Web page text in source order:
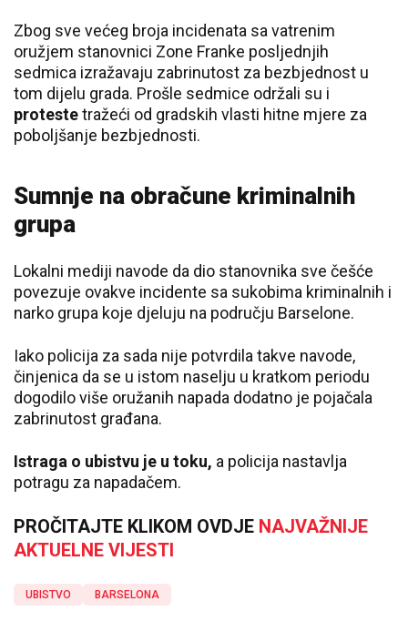
Zbog sve većeg broja incidenata sa vatrenim
oružjem stanovnici Zone Franke posljednjih
sedmica izražavaju zabrinutost za bezbjednost u
tom dijelu grada. Prošle sedmice održali su i
protestetražeći od gradskih vlasti hitne mjere za
poboljšanje bezbjednosti.
Sumnje na obračune kriminalnih
grupa
Lokalni mediji navode da dio stanovnika sve češće
povezuje ovakve incidente sa sukobima kriminalnih i
narko grupa koje djeluju na području Barselone.
Iako policija za sada nije potvrdila takve navode,
činjenica da se u istom naselju u kratkom periodu
dogodilo više oružanih napada dodatno je pojačala
zabrinutost građana.
Istraga o ubistvu je u toku, a policija nastavlja
potragu za napadačem.
PROČITAJTE KLIKOM OVDJE NAJVAŽNIJE
AKTUELNE VIJESTI
UBISTVO BARSELONA